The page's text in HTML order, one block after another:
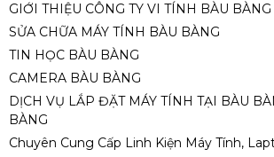
GIỚI THIỆU CÔNG TY VI TÍNH BÀU BÀNG
SỬA CHỮA MÁY TÍNH BÀU BÀNG
TIN HỌC BÀU BÀNG
CAMERA BÀU BÀNG
DỊCH VỤ LẮP ĐẶT MÁY TÍNH TẠI BÀU
BÀNG
Chuyên Cung Cấp Linh Kiện Máy Tính,